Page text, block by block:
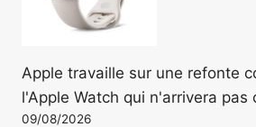
Apple travaille sur une refonte
l'Apple Watch qui n'arrivera pas
09/08/2026